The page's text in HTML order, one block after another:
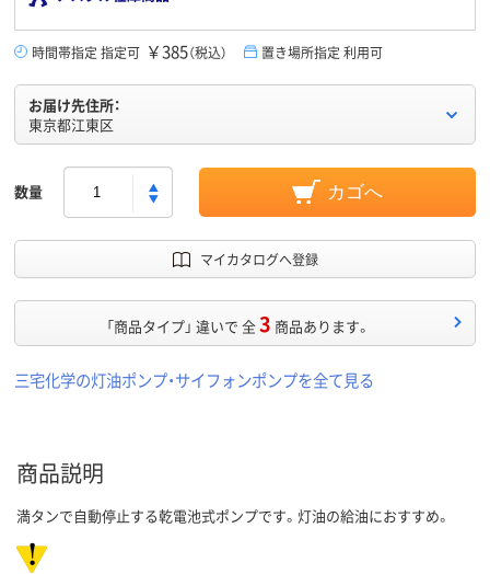
時間帯指定 指定可 ￥385（税込） 置き場所指定 利用可
お届け先住所：
東京都江東区
数量 カゴへ
マイカタログへ登録
「商品タイプ」 違いで 全3 商品あります。
三宅化学の灯油ポンプ・サイフォンポンプを全て見る
商品説明
満タンで自動停止する乾電池式ポンプです。灯油の給油におすすめ。